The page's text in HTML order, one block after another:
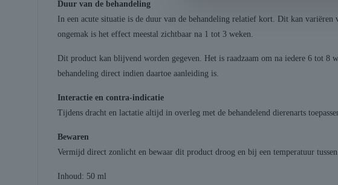
Duur van de behandeling
In een acute situatie is de duur van de behandeling relatief kort. Dit kan
ongemak is het effect meestal zichtbaar na 1 tot 3 weken.
Dit product kan blijvend worden gegeven. Het is raadzaam om na iedere 6 tot 8
behandeling direct indien daartoe aanleiding is.
Interactie en contra-indicatie
Tijdens dracht en lactatie altijd in overleg met de behandelend dierenarts
Bewaren
Vermijd direct zonlicht en bewaar dit product droog en bij een temperatuur
Inhoud: 50 ml